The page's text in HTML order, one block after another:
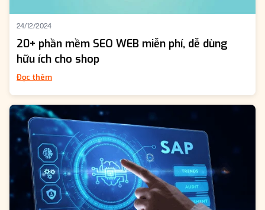
24/12/2024
20+ phần mềm SEO WEB miễn phí, dễ dùng
hữu ích cho shop
Đọc thêm